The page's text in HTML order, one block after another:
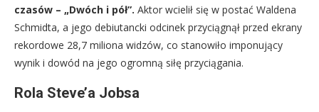
czasów – „Dwóch i pół”. Aktor wcielił się w postać Waldena
Schmidta, a jego debiutancki odcinek przyciągnął przed ekrany
rekordowe 28,7 miliona widzów, co stanowiło imponujący
wynik i dowód na jego ogromną siłę przyciągania.
Rola Steve’a Jobsa